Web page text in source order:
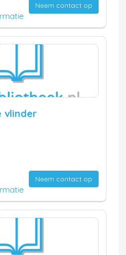
Neem contact op
vlinder
Neem contact op